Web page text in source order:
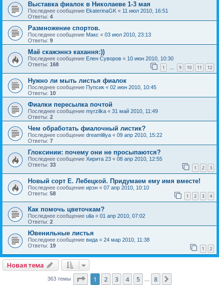
Выставка фиалок в Николаеве 1-3 мая
Последнее сообщение EkaterinaGK « 11 июл 2010, 16:51
Ответы: 4
Размножение спортов.
Последнее сообщение Макс « 03 июл 2010, 23:13
Ответы: 9
Маё скажэннэ кахання:))
Последнее сообщение Елен Суворов « 10 июн 2010, 10:30
Ответы: 168 1 … 9 10 11 12
Нужно ли мыть листья фиалок
Последнее сообщение Пупсик « 02 июн 2010, 10:45
Ответы: 10
Фиалки пересылка почтой
Последнее сообщение myrzilka « 31 май 2010, 11:49
Ответы: 2
Чем обработать фиалочный листик?
Последнее сообщение dreamliliya « 09 апр 2010, 15:22
Ответы: 7
Глоксинии: почему они не просыпаются?
Последнее сообщение Хирита 23 « 08 апр 2010, 12:55
Ответы: 33 1 2 3
Новый сорт Е. Лебецкой. Придумаем ему имя вместе!
Последнее сообщение ирэн « 07 апр 2010, 10:10
Ответы: 58 1 2 3 4
Как помочь цветочкам?
Последнее сообщение ulia « 01 апр 2010, 07:02
Ответы: 2
Ювенильные листья
Последнее сообщение вида « 24 мар 2010, 11:38
Ответы: 19 1 2
Новая тема
363 темы Страница из
1 2 3 4 5 8